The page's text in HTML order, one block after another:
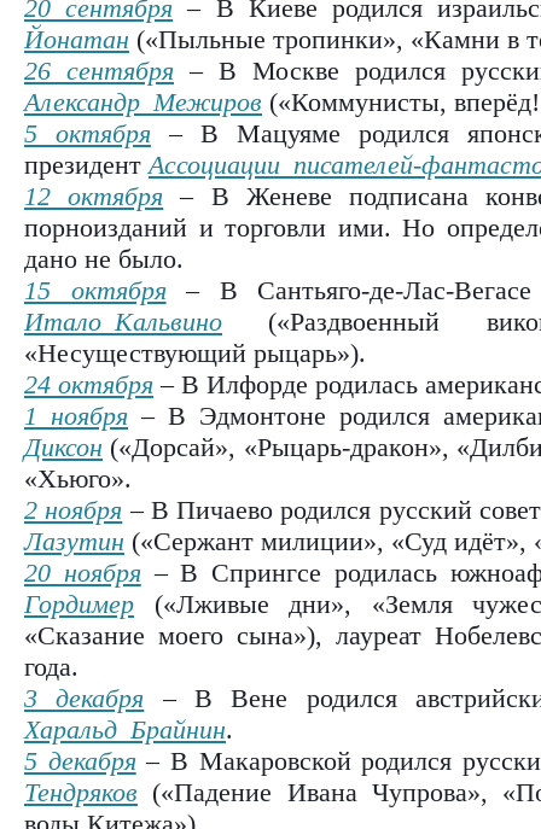
20 сентября – В Киеве родился
Йонатан («Пыльные тропинки», «Камни в
26 сентября – В Москве родился
Александр Межиров («Коммунисты,
5 октября – В Мацуяме родился
президентАссоциации писателей-
12 октября – В Женеве подписана
порноизданий и торговли ими. Но
дано не было.
15 октября– В Сантьяго-де-Лас-Вегасе
Итало Кальвино («Раздвоенный
«Несуществующий рыцарь»).
24 октября – В Илфорде родилась
1 ноября – В Эдмонтоне родился
Диксон («Дорсай», «Рыцарь-дракон»,
«Хьюго».
2 ноября – В Пичаево родился русский
Лазутин («Сержант милиции», «Суд идёт»,
20 ноября– В Спрингсе родилась
Гордимер («Лживые дни», «Земля
«Сказание моего сына»), лауреат
года.
3 декабря – В Вене родился
Харальд Брайнин.
5 декабря– В Макаровской родился
Тендряков («Падение Ивана Чупрова»,